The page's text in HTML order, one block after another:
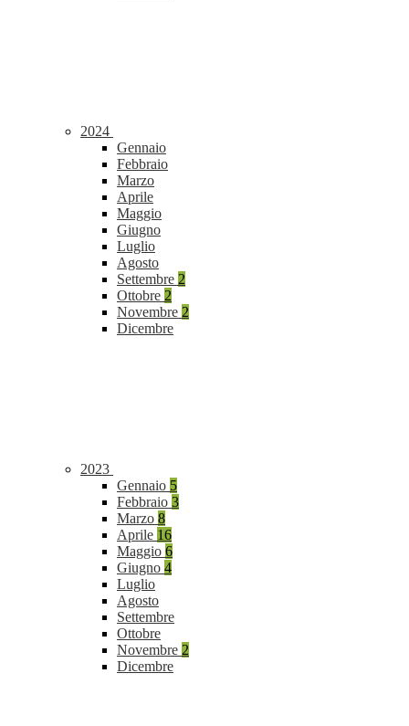
2024
Gennaio
Febbraio
Marzo
Aprile
Maggio
Giugno
Luglio
Agosto
Settembre 2
Ottobre 2
Novembre 2
Dicembre
2023
Gennaio 5
Febbraio 3
Marzo 8
Aprile 16
Maggio 6
Giugno 4
Luglio
Agosto
Settembre
Ottobre
Novembre 2
Dicembre